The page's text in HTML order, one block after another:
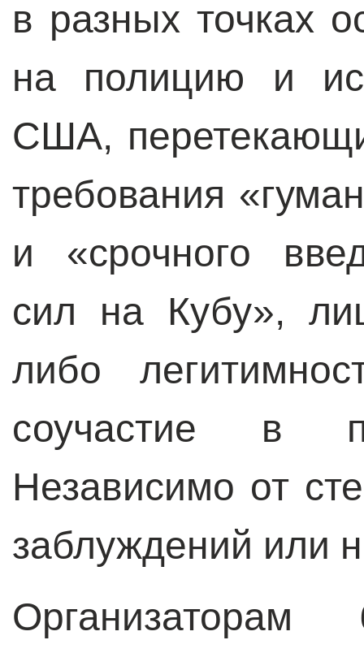
в разных точках
на полицию и
США,
требования
и «срочного
сил на Кубу»,
либо
соучастие в
Независимо от
заблуждений или
Организаторам